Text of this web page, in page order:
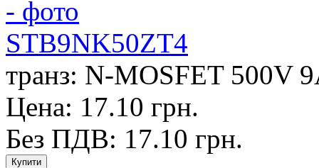
STB9NK50ZT4
транз: N-MOSFET 500V
Цена: 17.10 грн.
Без ПДВ: 17.10 грн.